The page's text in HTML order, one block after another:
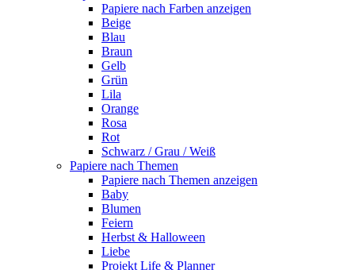
Papiere nach Farben anzeigen
Beige
Blau
Braun
Gelb
Grün
Lila
Orange
Rosa
Rot
Schwarz / Grau / Weiß
Papiere nach Themen
Papiere nach Themen anzeigen
Baby
Blumen
Feiern
Herbst & Halloween
Liebe
Projekt Life & Planner